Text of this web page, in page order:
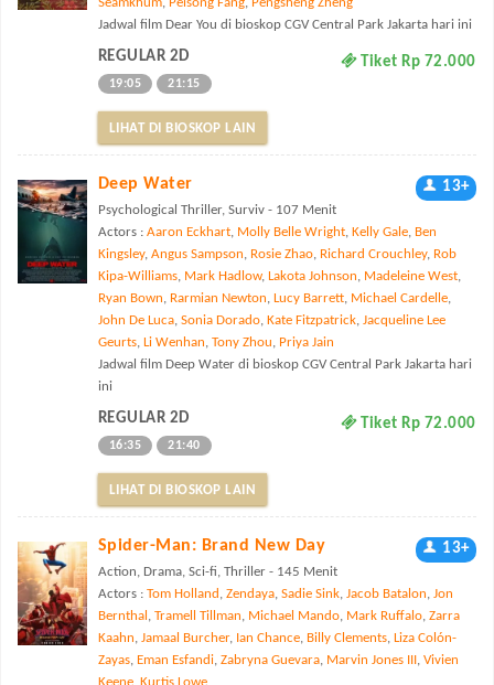
Jadwal film Dear You di bioskop CGV Central Park Jakarta hari ini
REGULAR 2D Tiket Rp 72.000
19:05 21:15
LIHAT DI BIOSKOP LAIN
Deep Water 13+
Psychological Thriller, Surviv - 107 Menit
Actors : Aaron Eckhart, Molly Belle Wright, Kelly Gale, Ben
Kingsley, Angus Sampson, Rosie Zhao, Richard Crouchley, Rob
Kipa-Williams, Mark Hadlow, Lakota Johnson, Madeleine West,
Ryan Bown, Rarmian Newton, Lucy Barrett, Michael Cardelle,
John De Luca, Sonia Dorado, Kate Fitzpatrick, Jacqueline Lee
Geurts, Li Wenhan, Tony Zhou, Priya Jain
Jadwal film Deep Water di bioskop CGV Central Park Jakarta hari
ini
REGULAR 2D Tiket Rp 72.000
16:35 21:40
LIHAT DI BIOSKOP LAIN
Spider-Man: Brand New Day 13+
Action, Drama, Sci-fi, Thriller - 145 Menit
Actors : Tom Holland , Zendaya, Sadie Sink, Jacob Batalon, Jon
Bernthal , Tramell Tillman, Michael Mando, Mark Ruffalo, Zarra
Kaahn, Jamaal Burcher, Ian Chance, Billy Clements, Liza Colón-
Zayas, Eman Esfandi, Zabryna Guevara, Marvin Jones III, Vivien